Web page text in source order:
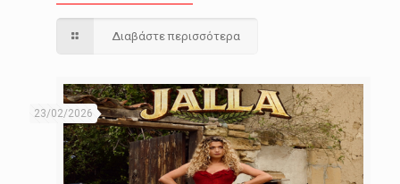
Διαβάστε περισσότερα
23/02/2026